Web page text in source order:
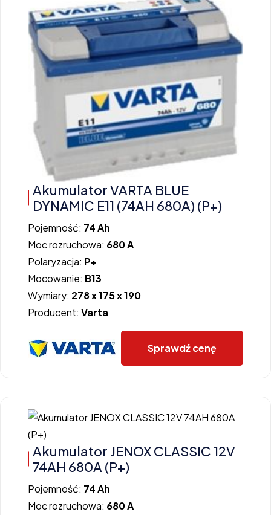
Akumulator VARTA BLUE
DYNAMIC E11 (74AH 680A) (P+)
Pojemność: 74 Ah
Moc rozruchowa: 680 A
Polaryzacja: P+
Mocowanie: B13
Wymiary: 278 x 175 x 190
Producent: Varta
Sprawdź cenę
Akumulator JENOX CLASSIC 12V
74AH 680A (P+)
Pojemność: 74 Ah
Moc rozruchowa: 680 A